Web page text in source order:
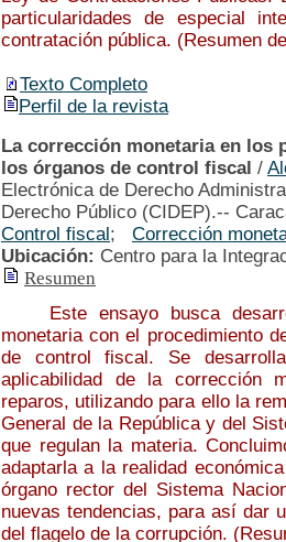
particularidades de especial
contratación pública. (Resumen
Texto Completo
Perfil de la revista
La corrección monetaria en los
los órganos de control fiscal /
Electrónica de Derecho
Derecho Público (CIDEP).--
Control fiscal; Corrección
Ubicación: Centro para la
Resumen
Este ensayo busca
monetaria con el procedimiento
de control fiscal. Se
aplicabilidad de la corrección
reparos, utilizando para ello la
General de la República y del
que regulan la materia.
adaptarla a la realidad
órgano rector del Sistema
nuevas tendencias, para así dar
del flagelo de la corrupción.